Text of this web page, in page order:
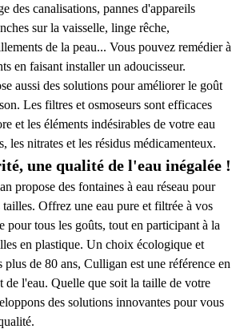
des canalisations, pannes d'appareils
sur la vaisselle, linge rêche,
de la peau... Vous pouvez remédier à
en faisant installer un adoucisseur.
aussi des solutions pour améliorer le goût
Les filtres et osmoseurs sont efficaces
et les éléments indésirables de votre eau
les nitrates et les résidus médicamenteux.
une qualité de l'eau inégalée !
propose des fontaines à eau réseau pour
tailles. Offrez une eau pure et filtrée à vos
pour tous les goûts, tout en participant à la
en plastique. Un choix écologique et
de 80 ans, Culligan est une référence en
de l'eau. Quelle que soit la taille de votre
des solutions innovantes pour vous